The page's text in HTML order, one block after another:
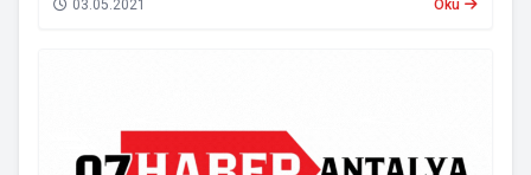
lezzet ve sağlık deposudu
03.05.2021 Oku